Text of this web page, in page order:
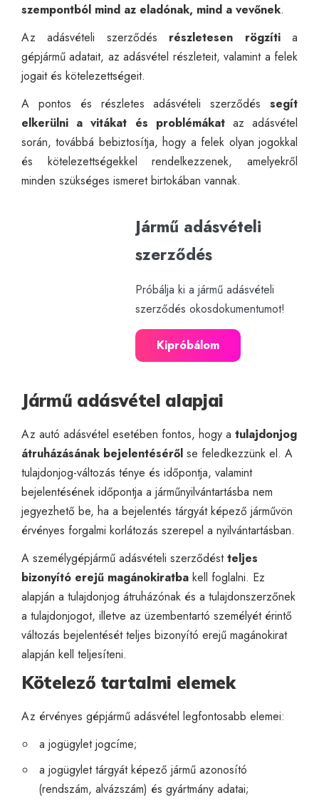
szempontból mind az eladónak, mind a vevőnek.
Az adásvételi szerződés részletesen rögzítia
gépjármű adatait, az adásvétel részleteit, valamint a felek
jogait és kötelezettségeit.
A pontos és részletes adásvételi szerződés segít
elkerülni a vitákat és problémákataz adásvétel
során, továbbá bebiztosítja, hogy a felek olyan jogokkal
és kötelezettségekkel rendelkezzenek, amelyekről
minden szükséges ismeret birtokában vannak.
Jármű adásvételi
szerződés
Próbálja ki a jármű adásvételi
szerződés okosdokumentumot!
Kipróbálom
Jármű adásvétel alapjai
Az autó adásvétel esetében fontos, hogy a tulajdonjog
átruházásának bejelentéséről se feledkezzünk el. A
tulajdonjog-változás ténye és időpontja, valamint
bejelentésének időpontja a járműnyilvántartásba nem
jegyezhető be, ha a bejelentés tárgyát képező járművön
érvényes forgalmi korlátozás szerepel a nyilvántartásban.
A személygépjármű adásvételi szerződéstteljes
bizonyító erejű magánokiratba kell foglalni. Ez
alapján a tulajdonjog átruházónak és a tulajdonszerzőnek
a tulajdonjogot, illetve az üzembentartó személyét érintő
változás bejelentését teljes bizonyító erejű magánokirat
alapján kell teljesíteni.
Kötelező tartalmi elemek
Az érvényes gépjármű adásvétel legfontosabb elemei:
a jogügylet jogcíme;
a jogügylet tárgyát képező jármű azonosító
(rendszám, alvázszám) és gyártmány adatai;